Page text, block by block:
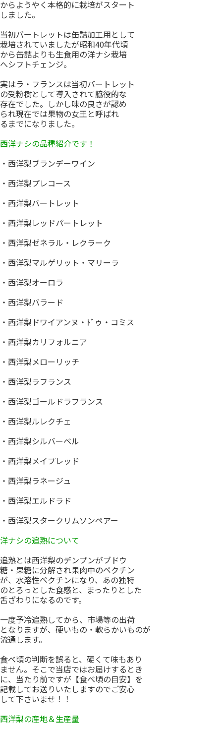
からようやく本格的に栽培がスタート
しました。
当初バートレットは缶詰加工用として
栽培されていましたが昭和40年代頃
から缶詰よりも生食用の洋ナシ栽培
へシフトチェンジ。
実はラ・フランスは当初バートレット
の受粉樹として導入されて脇役的な
存在でした。しかし味の良さが認め
られ現在では果物の女王と呼ばれ
るまでになりました。
西洋ナシの品種紹介です！
・西洋梨ブランデーワイン
・西洋梨プレコース
・西洋梨バートレット
・西洋梨レッドパートレット
・西洋梨ゼネラル・レクラーク
・西洋梨マルゲリット・マリーラ
・西洋梨オーロラ
・西洋梨バラード
・西洋梨ドワイアンヌ・ﾄﾞゥ・コミス
・西洋梨カリフォルニア
・西洋梨メローリッチ
・西洋梨ラフランス
・西洋梨ゴールドラフランス
・西洋梨ルレクチェ
・西洋梨シルバーベル
・西洋梨メイプレッド
・西洋梨ラネージュ
・西洋梨エルドラド
・西洋梨スタークリムソンペアー
洋ナシの追熟について
追熟とは西洋梨のデンプンがブドウ
糖・果糖に分解され果肉中のペクチン
が、水溶性ペクチンになり、あの独特
のとろっとした食感と、まったりとした
舌ざわりになるのです。
一度予冷追熟してから、市場等の出荷
となりますが、硬いもの・軟らかいものが
流通します。
食べ頃の判断を誤ると、硬くて味もあり
ません。そこで当店ではお届けするとき
に、当たり前ですが【食べ頃の目安】を
記載してお送りいたしますのでご安心
して下さいませ！！
西洋梨の産地＆生産量